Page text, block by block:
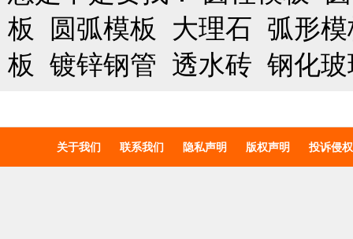
板
圆弧模板 大理石 弧形
板
镀锌钢管 透水砖 钢化
关于我们 联系我们 隐私声明 版权声明 投诉侵权